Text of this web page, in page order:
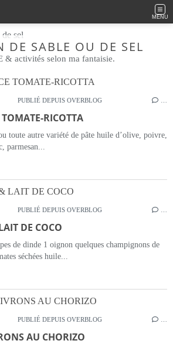
MENU
DE SABLE OU DE SEL
& activités selon ma fantaisie.
PUBLIÉ DEPUIS OVERBLOG
RICOTTA
toute autre variété de pâte huile d’olive, poivre,
parmesan...
PUBLIÉ DEPUIS OVERBLOG
DE COCO
de dinde 1 oignon quelques champignons de
séchées huile...
PUBLIÉ DEPUIS OVERBLOG
AU CHORIZO